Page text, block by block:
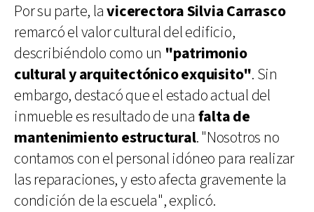
Por su parte, lavicerectora Silvia Carrasco
remarcó el valor cultural del edificio,
describiéndolo como un "patrimonio
cultural y arquitectónico exquisito". Sin
embargo, destacó que el estado actual del
inmueble es resultado de una falta de
mantenimiento estructural. "Nosotros no
contamos con el personal idóneo para realizar
las reparaciones, y esto afecta gravemente la
condición de la escuela", explicó.